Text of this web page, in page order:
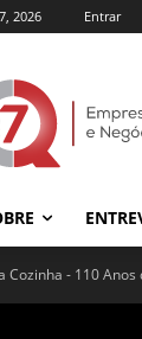
2026 Entrar
Cozinha - 110 Anos